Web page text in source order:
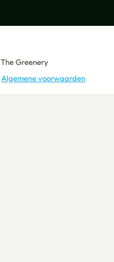
The Greenery
Algemene voorwaarden